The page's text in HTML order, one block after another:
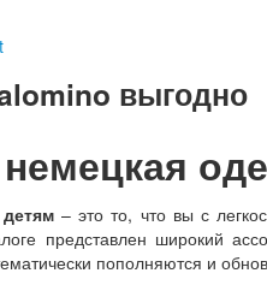
выгодно
– это то, что вы с
представлен широкий
пополняются и